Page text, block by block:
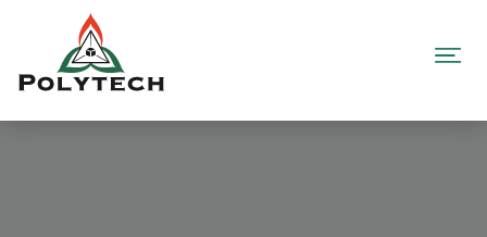
contenu